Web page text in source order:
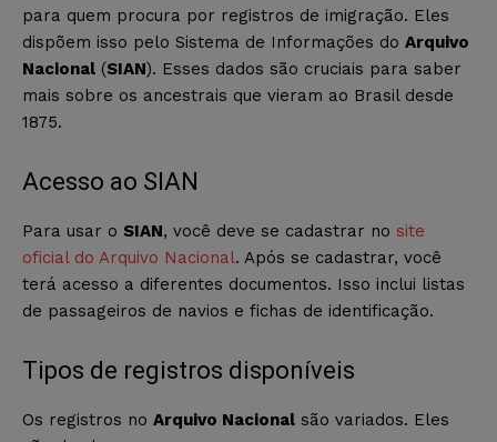
para quem procura por registros de imigração. Eles
dispõem isso pelo Sistema de Informações do Arquivo
Nacional (SIAN). Esses dados são cruciais para saber
mais sobre os ancestrais que vieram ao Brasil desde
1875.
Acesso ao SIAN
Para usar o SIAN, você deve se cadastrar no site
oficial do Arquivo Nacional. Após se cadastrar, você
terá acesso a diferentes documentos. Isso inclui listas
de passageiros de navios e fichas de identificação.
Tipos de registros disponíveis
Os registros no Arquivo Nacional são variados. Eles